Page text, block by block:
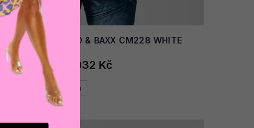
AKCE
Pánská bunda CIPO & BAXX CM228 WHITE
2 032 Kč
Bílá